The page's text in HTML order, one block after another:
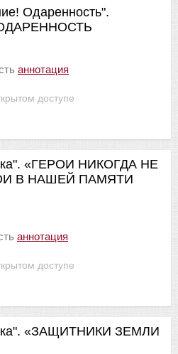
доступе
Одаренность".
аннотация
доступе
«ГЕРОИ НИКОГДА НЕ
В НАШЕЙ ПАМЯТИ
аннотация
«ЗАЩИТНИКИ ЗЕМЛИ